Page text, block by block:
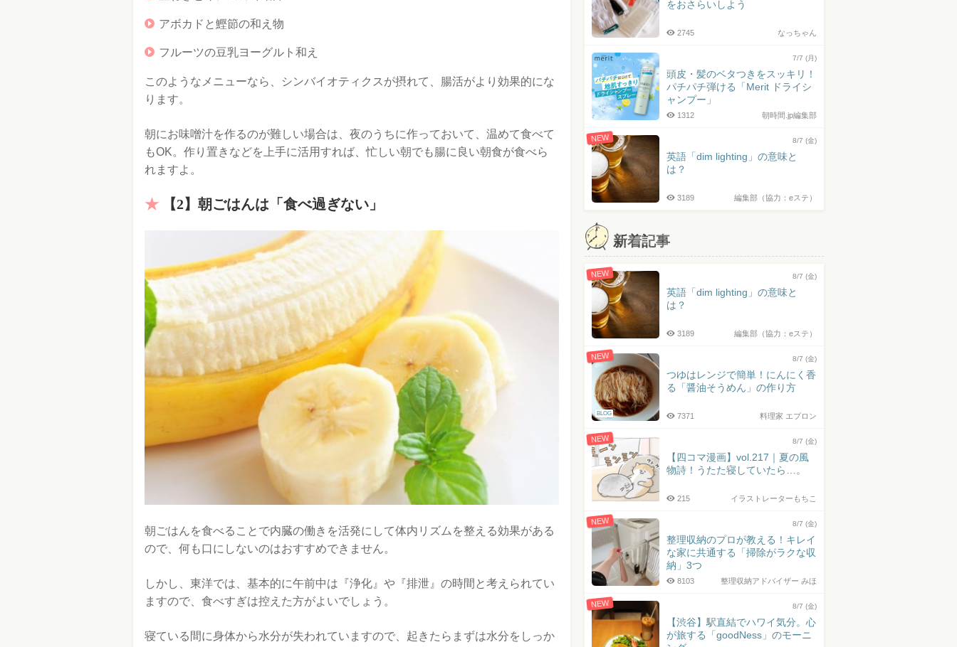
アボカドと鰹節の和え物
フルーツの豆乳ヨーグルト和え
このようなメニューなら、シンバイオティクスが摂れて、腸活がより効果的にな
ります。
朝にお味噌汁を作るのが難しい場合は、夜のうちに作っておいて、温めて食べて
もOK。作り置きなどを上手に活用すれば、忙しい朝でも腸に良い朝食が食べら
れますよ。
【2】朝ごはんは「食べ過ぎない」
朝ごはんを食べることで内臓の働きを活発にして体内リズムを整える効果がある
ので、何も口にしないのはおすすめできません。
しかし、東洋では、基本的に午前中は『浄化』や『排泄』の時間と考えられてい
ますので、食べすぎは控えた方がよいでしょう。
寝ている間に身体から水分が失われていますので、起きたらまずは水分をしっか
をおさらいしよう
なっちゃん
2745
7/7 (月)
頭皮・髪のベタつきをスッキリ！
パチパチ弾ける「Merit ドライシ
ャンプー」
朝時間.jp編集部
1312
NEW 8/7 (金)
英語「dim lighting」の意味と
は？
編集部（協力：eステ）
3189
新着記事
NEW 8/7 (金)
英語「dim lighting」の意味と
は？
編集部（協力：eステ）
3189
NEW
BLOG
8/7 (金)
つゆはレンジで簡単！にんにく香
る「醤油そうめん」の作り方
料理家 エプロン
7371
NEW 8/7 (金)
【四コマ漫画】vol.217｜夏の風
物詩！うたた寝していたら…。
イラストレーターもちこ
215
NEW 8/7 (金)
整理収納のプロが教える！キレイ
な家に共通する「掃除がラクな収
納」3つ
整理収納アドバイザー みほ
8103
NEW 8/7 (金)
【渋谷】駅直結でハワイ気分。心
が旅する「goodNess」のモーニ